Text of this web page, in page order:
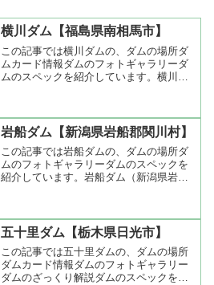
横川ダム【福島県南相馬市】
この記事では横川ダムの、ダムの場所ダ
ムカード情報ダムのフォトギャラリーダ
ムのスペックを紹介しています。横川ダ
岩船ダム【新潟県岩船郡関川村】
この記事では岩船ダムの、ダムの場所ダ
ムのフォトギャラリーダムのスペックを
紹介しています。岩船ダム（新潟県岩船
五十里ダム【栃木県日光市】
この記事では五十里ダムの、ダムの場所
ダムカード情報ダムのフォトギャラリー
ダムのざっくり解説ダムのスペックを紹